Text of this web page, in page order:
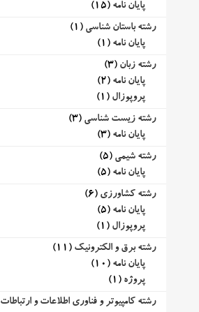
پایان نامه (15)
رشته باستان شناسی (1)
پایان نامه (1)
رشته زبان (3)
پایان نامه (2)
پروپوزال (1)
رشته زیست شناسی (3)
پایان نامه (3)
رشته شیمی (5)
پایان نامه (5)
رشته کشاورزی (6)
پایان نامه (5)
پروپوزال (1)
رشته برق و الکترونیک (11)
پایان نامه (10)
پروژه (1)
رشته کامپیوتر و فناوری اطلاعات و ارتباطات